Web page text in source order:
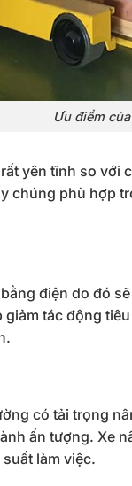
Ưu điểm
yên tĩnh so với
chúng phù hợp
điện do đó
tác động
có tải trọng
ấn tượng. Xe
làm việc.